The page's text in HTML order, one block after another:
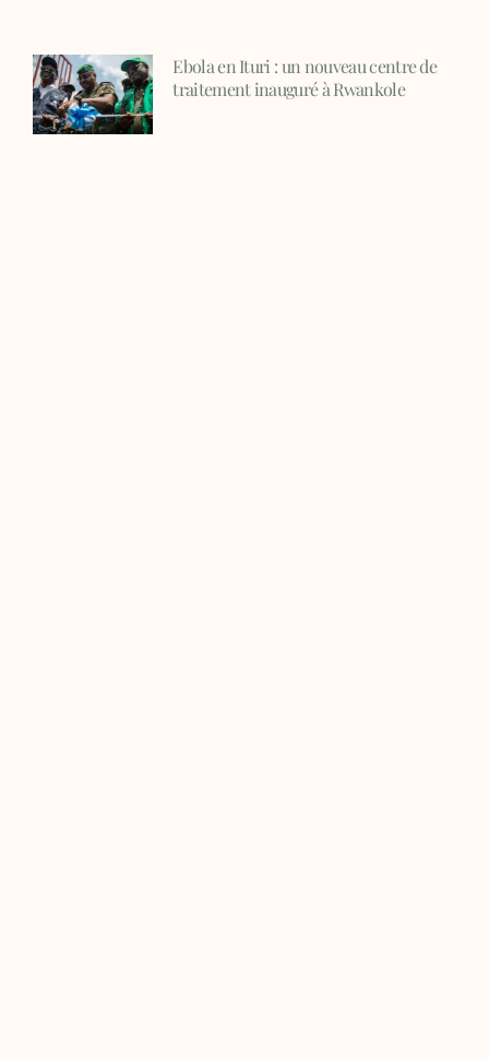
Ebola en Ituri : un nouveau centre de
traitement inauguré à Rwankole